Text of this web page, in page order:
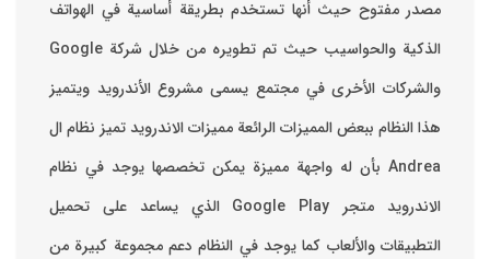
مصدر مفتوح حيث أنها تستخدم بطريقة أساسية في الهواتف
والشركات الأخرى في مجتمع يسمى مشروع الأندرويد ويتميز
هذا النظام ببعض المميزات الرائعة ‏مميزات الاندرويد ‏تميز نظام ال
Andrea بأن له واجهة مميزة يمكن تخصصها ‏يوجد في نظام
الاندرويد متجر Google Play الذي يساعد على تحميل
التطبيقات والألعاب ‏كما يوجد في النظام دعم مجموعة كبيرة من